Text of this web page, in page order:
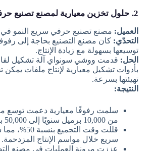
2. حلول تخزين معيارية لمصنع تصنيع حرفي أمريكي
العميل: مصنع تصنيع حرفي سريع النمو في
التحدّي: كان مصنع التصنيع بحاجة إلى
توسيعها بسهولة مع زيادة الإنتاج.
الحل: قدمت ووشي سونواي آلة تشكيل
بأدوات تشكيل معيارية لإنتاج ملفات يمكن
تهيئتها بسرعة.
النتيجة:
سلمت رفوفًا معيارية دعمت توسع
من 10,000 برميل سنويًا إلى 50,000 برميل.
قللت وقت
سريع خلال مواسم الإنتاج المزدحمة.
عززت مرونة العمليات في مصنع